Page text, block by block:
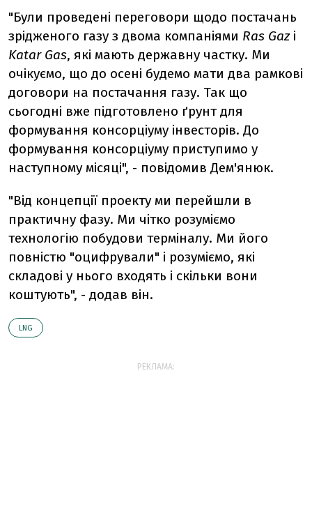
"Були проведені переговори щодо постачань
зрідженого газу з двома компаніями Ras Gaz і
Katar Gas, які мають державну частку. Ми
очікуємо, що до осені будемо мати два рамкові
договори на постачання газу. Так що
сьогодні вже підготовлено ґрунт для
формування консорціуму інвесторів. До
формування консорціуму приступимо у
наступному місяці", - повідомив Дем'янюк.
"Від концепції проекту ми перейшли в
практичну фазу. Ми чітко розуміємо
технологію побудови терміналу. Ми його
повністю "оцифрували" і розуміємо, які
складові у нього входять і скільки вони
коштують", - додав він.
LNG
РЕКЛАМА: